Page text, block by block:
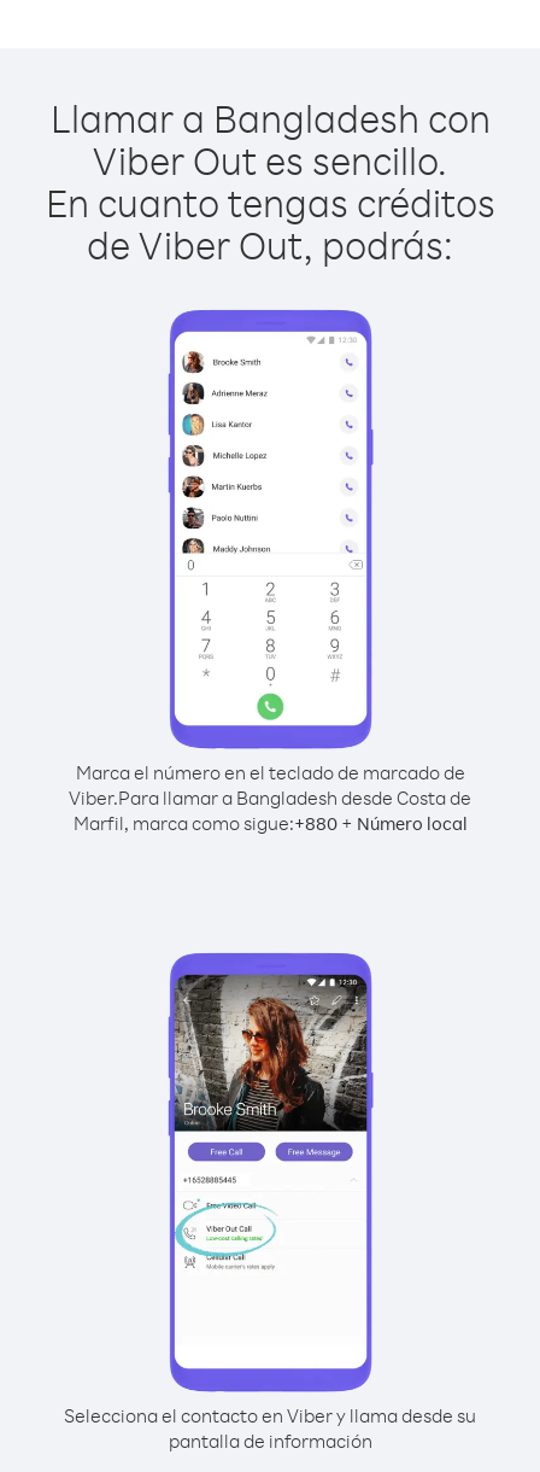
Llamar a Bangladesh con
Viber Out es sencillo.
En cuanto tengas créditos
de Viber Out, podrás:
Marca el número en el teclado de marcado de
Viber.Para llamar a Bangladesh desde Costa de
Marfil, marca como sigue:+880+ Número local
Selecciona el contacto en Viber y llama desde su
pantalla de información